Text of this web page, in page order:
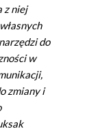
z niej
do
w
zmiany i